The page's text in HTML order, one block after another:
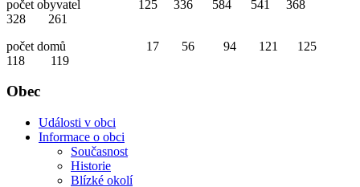
počet obyvatel 125 336 584 541 368
328 261
počet domů 17 56 94 121 125
118 119
Obec
Události v obci
Informace o obci
Současnost
Historie
Blízké okolí